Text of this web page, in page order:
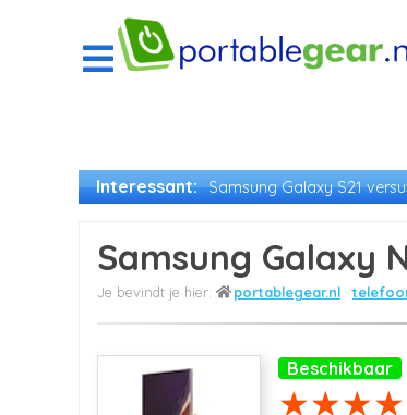
Interessant: Samsung Galaxy S21
Samsung Galaxy
portablegear.nl
Beschikbaar